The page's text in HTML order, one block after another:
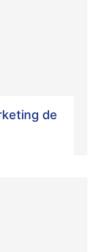
de